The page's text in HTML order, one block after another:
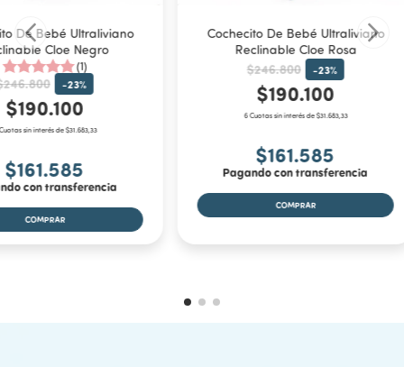
De Bebé Ultraliviano
Cloe Negro
(1)
-23%
$190.100
sin interés de $31.683,33
$161.585
con transferencia
Cochecito De Bebé Ultraliviano
Reclinable Cloe Rosa
$246.800 -23%
$190.100
6 Cuotas sin interés de $31.683,33
$161.585
Pagando con transferencia